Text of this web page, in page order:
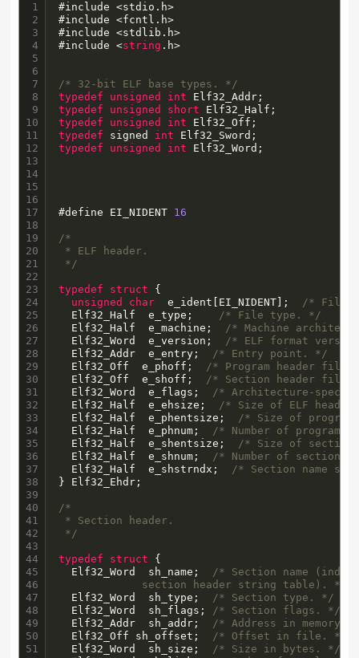
1
2
3
4
5
6
7
8
9
10
11
12
13
14
15
16
17
18
19
20
21
22
23
24
25
26
27
28
29
30
31
32
33
34
35
36
37
38
39
40
41
42
43
44
45
46
47
48
49
50
51
#include <stdio.h>
#include <fcntl.h>
#include <stdlib.h>
#include <string .h>
/* 32-bit ELF base types. */
typedef
unsigned int
typedef
unsigned short
typedef
unsigned int
typedef signed int
typedef
unsigned int Elf32_Word;
#define EI_NIDENT 16
/*
* ELF header.
*/
typedef struct {
unsigned
char
  e_ident[EI_NIDENT];
/* File
  Elf32_Half  e_type;
/* File type. */
  Elf32_Half  e_machine;
/* Machine
  Elf32_Word  e_version;
/* ELF format
  Elf32_Addr  e_entry;
/* Entry point. */
  Elf32_Off  e_phoff;
/* Program header
  Elf32_Off  e_shoff;
/* Section header file
  Elf32_Word  e_flags;
/* Architecture-
  Elf32_Half  e_ehsize;
/* Size of ELF
  Elf32_Half  e_phentsize;
/* Size of
  Elf32_Half  e_phnum;
/* Number of program
  Elf32_Half  e_shentsize;
/* Size of section
  Elf32_Half  e_shnum;
/* Number of section
  Elf32_Half  e_shstrndx;
/* Section name
} Elf32_Ehdr;
/*
* Section header.
*/
typedef struct {
  Elf32_Word  sh_name;
/* Section name
             section header string table). */
  Elf32_Word  sh_type;
/* Section type. */
  Elf32_Word  sh_flags;
/* Section flags. */
  Elf32_Addr  sh_addr;
/* Address in memory
  Elf32_Off sh_offset;
/* Offset in file. */
  Elf32_Word  sh_size;
/* Size in bytes. */